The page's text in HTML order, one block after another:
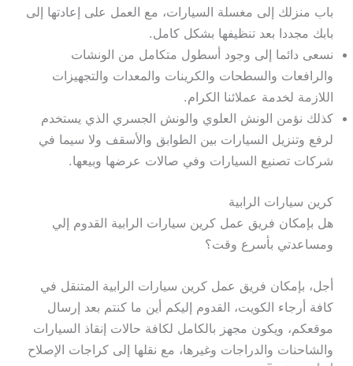
باب منزلك إلى مغسلة السيارات، مع العمل على إعادتها إلى
بابك مجددا بعد تنظيفها بشكل كامل.
نسعى دائما إلى وجود أسطول متكامل من الونشات
والرافعات والسطحات والكرينات والمعدات والتجهيزات
اللازمة لخدمة عملائنا الكرام.
كذلك نؤمن الونش العلوي والونش الجسري الذي يستخدم
لرفع وتنزيل السيارات بين الطوابق والأسقف ولا سيما في
شركات تصنيع السيارات وفي صالات عرضها وبيعها.
كرين سيارات الرابية
هل بإمكان فريق عمل كرين سيارات الرابية القدوم إلي
ومساعدتي بأسرع وقت؟
أجل، بإمكان فريق عمل كرين سيارات الرابية المتنقل في
كافة أرجاء الكويت، القدوم إليكم أين ما كنتم بعد إرسال
موقعكم، ويكون مجهز بالكامل لكافة حالات إنقاذ السيارات
والشاحنات والدراجات وغيرها، مع نقلها إلى كراجات الإصلاح